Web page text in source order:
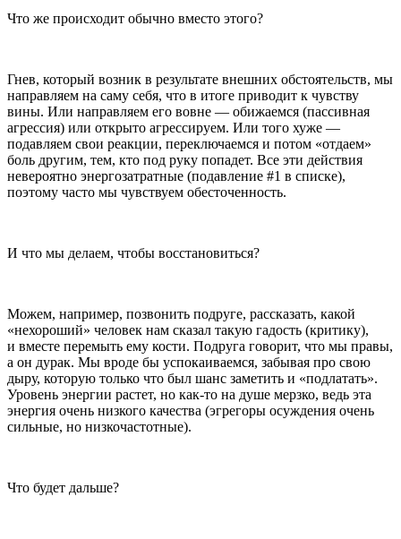
Что же происходит обычно вместо этого?
Гнев, который возник в результате внешних обстоятельств, мы
направляем на саму себя, что в итоге приводит к чувству
вины. Или направляем его вовне — обижаемся (пассивная
агрессия) или открыто агрессируем. Или того хуже —
подавляем свои реакции, переключаемся и потом «отдаем»
боль другим, тем, кто под руку попадет. Все эти действия
невероятно энергозатратные (подавление #1 в списке),
поэтому часто мы чувствуем обесточенность.
И что мы делаем, чтобы восстановиться?
Можем, например, позвонить подруге, рассказать, какой
«нехороший» человек нам сказал такую гадость (критику),
и вместе перемыть ему кости. Подруга говорит, что мы правы,
а он дурак. Мы вроде бы успокаиваемся, забывая про свою
дыру, которую только что был шанс заметить и «подлатать».
Уровень энергии растет, но как-то на душе мерзко, ведь эта
энергия очень низкого качества (эгрегоры осуждения очень
сильные, но низкочастотные).
Что будет дальше?